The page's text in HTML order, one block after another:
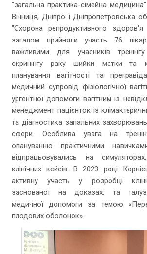
"загальна практика-сімейна медицина"
Вінниця, Дніпро і Дніпропетровська
"Охорона репродуктивного
загалом прийняли участь 76
важливими для учасників
скринінгу раку шийки матки та
планування вагітності та
медичний супровід фізіологічної
ургентної допомоги вагітним із
менеджмент пацієнток із
та діагностика запальних
сфери. Особлива увага на
опануванню практичними
відпрацьовувались на
клінічних кейсів. В 2023 році
активну участь у розробці
заснованої на доказах, та
медичної допомоги за темою
плодових оболонок».